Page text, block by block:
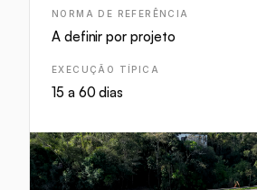
NORMA DE REFERÊNCIA
A definir por projeto
EXECUÇÃO TÍPICA
15 a 60 dias